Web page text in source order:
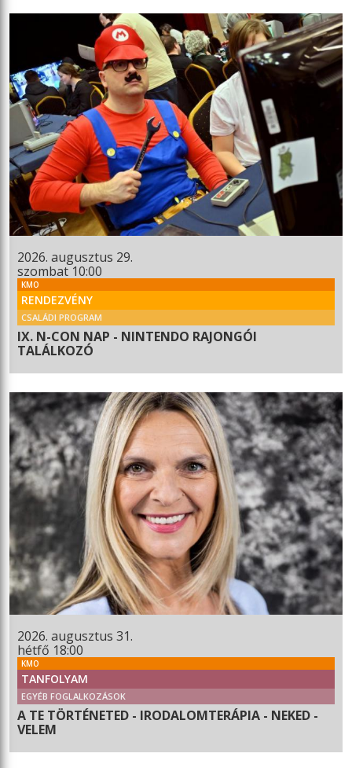
2026. augusztus 29.
szombat 10:00
KMO
RENDEZVÉNY
CSALÁDI PROGRAM
IX. N-CON NAP - NINTENDO RAJONGÓI
TALÁLKOZÓ
2026. augusztus 31.
hétfő 18:00
KMO
TANFOLYAM
EGYÉB FOGLALKOZÁSOK
A TE TÖRTÉNETED - IRODALOMTERÁPIA - NEKED -
VELEM